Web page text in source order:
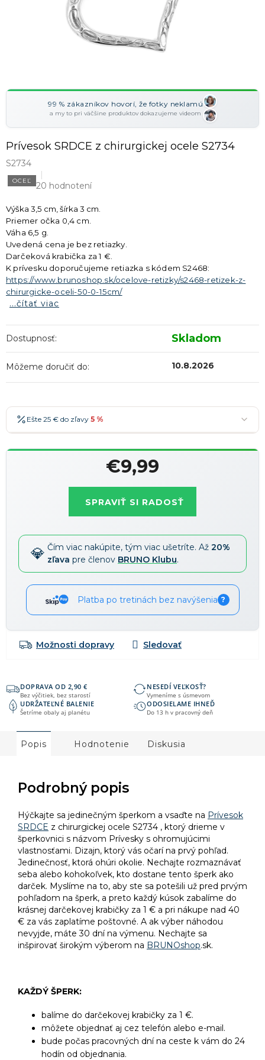
99 % zákazníkov hovorí, že fotky neklamú
a my to pri väčšine produktov dokazujeme videom
Prívesok SRDCE z chirurgickej ocele S2734
S2734
OCEĽ 20 hodnotení
Výška 3,5 cm, šírka 3 cm.
Priemer očka 0,4 cm.
Váha 6,5 g.
Uvedená cena je bez retiazky.
Darčeková krabička za 1 €.
K prívesku doporučujeme retiazka s kódem S2468:
https://www.brunoshop.sk/ocelove-retizky/s2468-retizek-z-
chirurgicke-oceli-50-0-15cm/
...čítať viac
Dostupnosť: Skladom
Môžeme doručiť do: 10.8.2026
Ešte 25 € do zľavy 5 %
€9,99
SPRAVIŤ SI RADOSŤ
Čím viac nakúpite, tým viac ušetríte. Až 20%
zľava pre členov BRUNO Klubu.
Platba po tretinách bez navýšenia ?
Možnosti dopravy
DOPRAVA OD 2,90 €
Bez výčitiek, bez starostí
NESEDÍ VEĽKOSŤ?
Vymeníme s úsmevom
UDRŽATEĽNÉ BALENIE
Šetríme obaly aj planétu
ODOSIELAME IHNEĎ
Do 13 h v pracovný deň
Popis Hodnotenie Diskusia
Podrobný popis
Hýčkajte sa jedinečným šperkom a vsaďte na Prívesok
SRDCE z chirurgickej ocele S2734 , ktorý drieme v
šperkovnici s názvom Prívesky s ohromujúcimi
vlastnosťami. Dizajn, ktorý vás očarí na prvý pohľad.
Jedinečnosť, ktorá ohúri okolie. Nechajte rozmaznávať
seba alebo kohokoľvek, kto dostane tento šperk ako
darček. Myslíme na to, aby ste sa potešili už pred prvým
pohľadom na šperk, a preto každý kúsok zabalíme do
krásnej darčekovej krabičky za 1 € a pri nákupe nad 40
€ za vás zaplatíme poštovné. A ak výber náhodou
nevyjde, máte 30 dní na výmenu. Nechajte sa
inšpirovať širokým výberom na BRUNOshop.sk.
KAŽDÝ ŠPERK:
balíme do darčekovej krabičky za 1 €.
môžete objednať aj cez telefón alebo e-mail.
bude počas pracovných dní na ceste k vám do 24
hodín od objednania.